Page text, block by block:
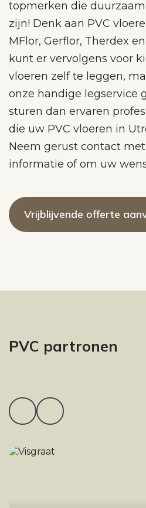
topmerken die
zijn! Denk aan PVC
MFlor, Gerflor, Therdex
kunt er vervolgens voor
vloeren zelf te leggen,
onze handige legservice
sturen dan ervaren
die uw PVC vloeren in
Neem gerust contact
informatie of om uw
Vrijblijvende offerte
PVC partronen